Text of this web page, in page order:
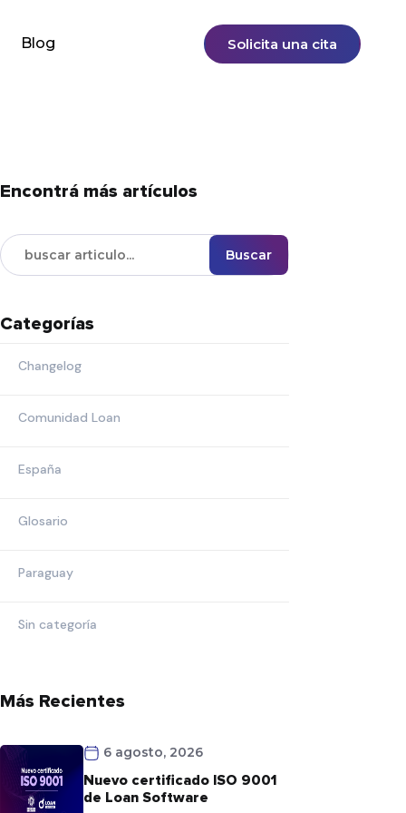
Blog Solicita una cita
Encontrá más artículos
Buscar
Categorías
Changelog
Comunidad Loan
España
Glosario
Paraguay
Sin categoría
Más Recientes
6 agosto, 2026
Nuevo certificado ISO 9001
de Loan Software